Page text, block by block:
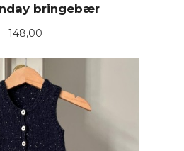
bringebær
Pris
148,00